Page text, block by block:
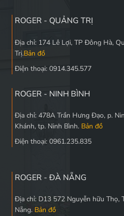
ROGER - QUẢNG TRỊ
Địa chỉ: 174 Lê Lợi, TP Đông Hà,
Trị.Bản đồ
Điện thoại: 0914.345.577
ROGER - NINH BÌNH
Địa chỉ: 478A Trần Hưng Đạo, p.
Khánh, tp. Ninh Bình. Bản đồ
Điện thoại: 0961.235.835
ROGER - ĐÀ NẴNG
Địa chỉ: D13 572 Nguyễn hữu Thọ,
Nẵng. Bản đồ